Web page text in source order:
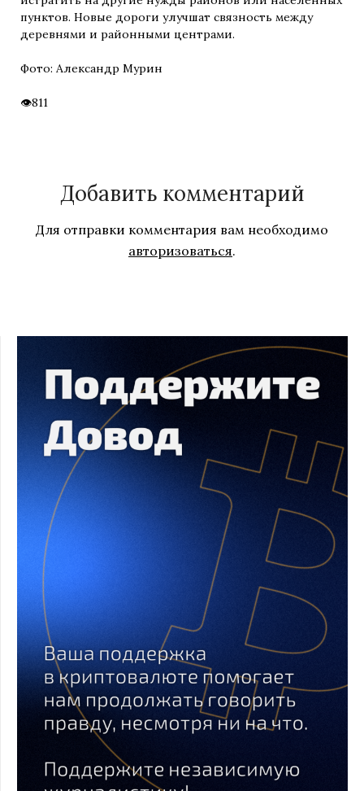
пунктов. Новые дороги улучшат связность между
деревнями и районными центрами.
Фото: Александр Мурин
811
Добавить комментарий
Для отправки комментария вам необходимо
авторизоваться.